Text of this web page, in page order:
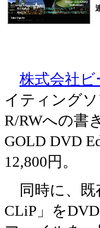
株式会社
イティングソ
R/RWへの書
GOLD DVD
12,800円。
同時に、既
CLiP」を